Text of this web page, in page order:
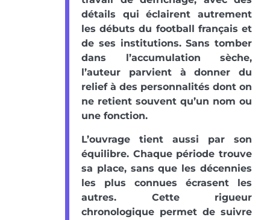
détails qui éclairent autrement
les débuts du football français et
de ses institutions. Sans tomber
dans l’accumulation sèche,
l’auteur parvient à donner du
relief à des personnalités dont on
ne retient souvent qu’un nom ou
une fonction.
L’ouvrage tient aussi par son
équilibre. Chaque période trouve
sa place, sans que les décennies
les plus connues écrasent les
autres. Cette rigueur
chronologique permet de suivre